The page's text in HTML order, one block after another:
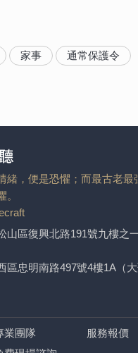
家事 通常保護令
緒，便是恐懼；而最古老最
山區復興北路191號九樓之
區忠明南路497號4樓1A（
業團隊
服務報價